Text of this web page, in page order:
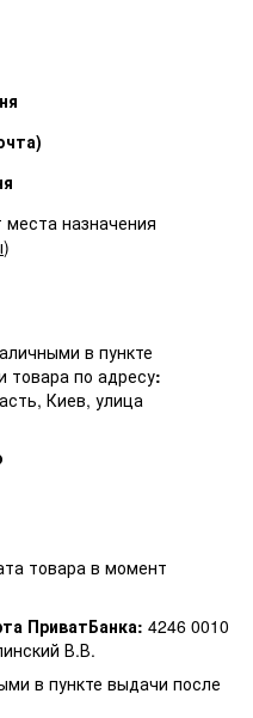
назначения
)
в пункте
товара по адресу:
Киев, улица
товара в момент
ПриватБанка: 4246 0010
В.В.
в пункте выдачи после